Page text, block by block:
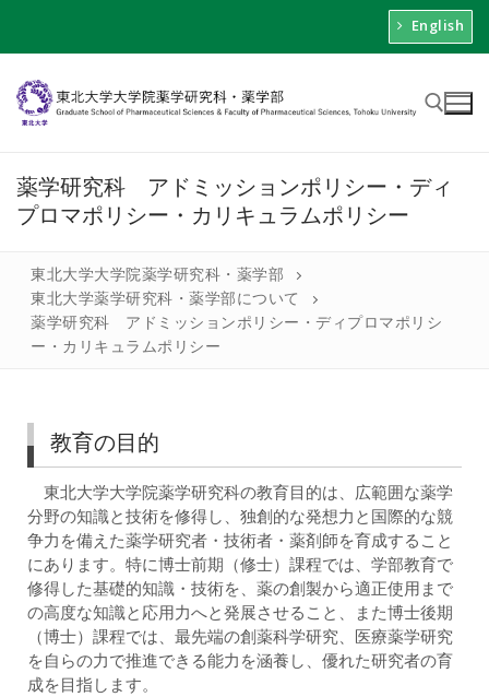
English
薬学研究科 アドミッションポリシー・ディ
プロマポリシー・カリキュラムポリシー
東北大学大学院薬学研究科・薬学部
東北大学薬学研究科・薬学部について
薬学研究科 アドミッションポリシー・ディプロマポリシ
ー・カリキュラムポリシー
教育の目的
東北大学大学院薬学研究科の教育目的は、広範囲な薬学
分野の知識と技術を修得し、独創的な発想力と国際的な競
争力を備えた薬学研究者・技術者・薬剤師を育成すること
にあります。特に博士前期（修士）課程では、学部教育で
修得した基礎的知識・技術を、薬の創製から適正使用まで
の高度な知識と応用力へと発展させること、また博士後期
（博士）課程では、最先端の創薬科学研究、医療薬学研究
を自らの力で推進できる能力を涵養し、優れた研究者の育
成を目指します。